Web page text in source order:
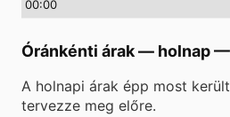
00:00
Óránkénti árak — holnap—
A holnapi árak épp most
tervezze meg előre.